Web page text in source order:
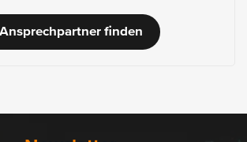
finden